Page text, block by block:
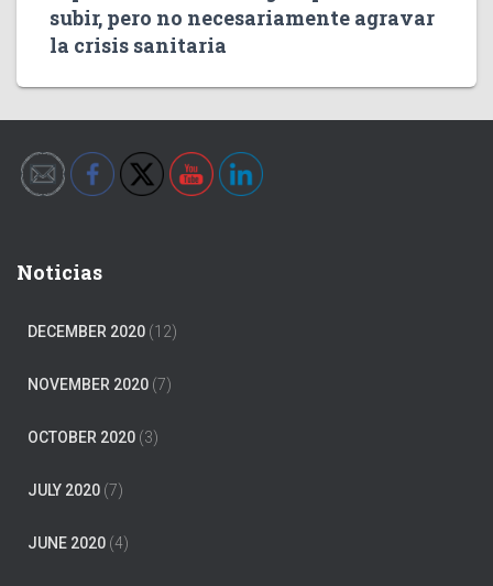
subir, pero no necesariamente agravar
la crisis sanitaria
Noticias
DECEMBER 2020 (12)
NOVEMBER 2020 (7)
OCTOBER 2020 (3)
JULY 2020 (7)
JUNE 2020 (4)